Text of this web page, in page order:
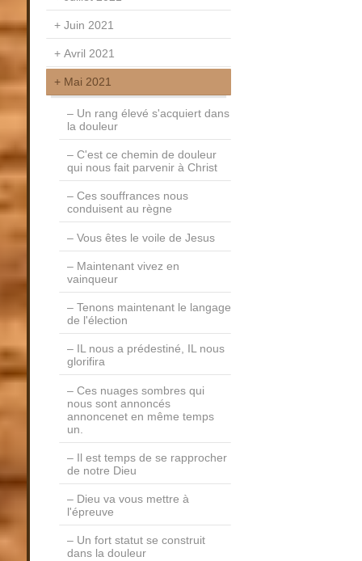
Juin 2021
Avril 2021
Mai 2021
Un rang élevé s'acquiert dans
la douleur
C'est ce chemin de douleur
qui nous fait parvenir à Christ
Ces souffrances nous
conduisent au règne
Vous êtes le voile de Jesus
Maintenant vivez en
vainqueur
Tenons maintenant le langage
de l'élection
IL nous a prédestiné, IL nous
glorifira
Ces nuages sombres qui
nous sont annoncés
annoncenet en même temps
un.
Il est temps de se rapprocher
de notre Dieu
Dieu va vous mettre à
l'épreuve
Un fort statut se construit
dans la douleur